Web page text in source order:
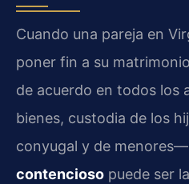
Cuando una pareja en
poner fin a su
de acuerdo en todos
bienes, custodia de los
conyugal y de
contencioso puede ser